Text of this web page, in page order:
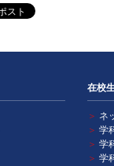
在校
＞ ネ
＞ 学
＞ 学
＞ 学